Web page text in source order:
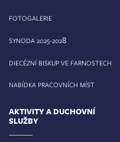
FOTOGALERIE
SYNODA 2025-2028
DIECÉZNÍ BISKUP VE FARNOSTECH
NABÍDKA PRACOVNÍCH MÍST
AKTIVITY A DUCHOVNÍ
SLUŽBY